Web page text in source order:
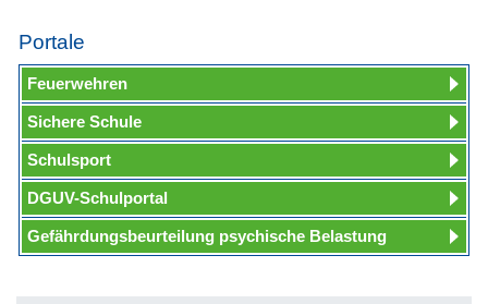
Portale
Feuerwehren
Sichere Schule
Schulsport
DGUV-Schulportal
Gefährdungsbeurteilung psychische Belastung